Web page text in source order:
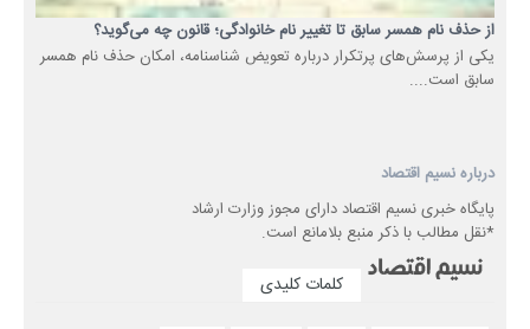
از حذف نام همسر سابق تا تغییر نام خانوادگی؛ قانون چه می‌گوید؟
یکی از پرسش‌های پرتکرار درباره تعویض شناسنامه، امکان حذف نام همسر
سابق است....
درباره نسیم اقتصاد
پایگاه خبری نسیم اقتصاد دارای مجوز وزارت ارشاد
*نقل مطالب با ذکر منبع بلامانع است.
کلمات کلیدی